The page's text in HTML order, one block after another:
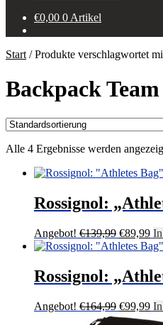
€0,00 0 Artikel
Start /Produkte verschlagwortet
Backpack Team
Alle 4 Ergebnisse werden
Rossignol:
Angebot! €139,99
Preis
€139,99
€89,99
Rossignol:
Angebot! €164,99
Preis
€99,99